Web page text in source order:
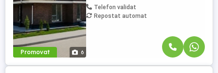
Promovat 6
Telefon validat
Repostat automat